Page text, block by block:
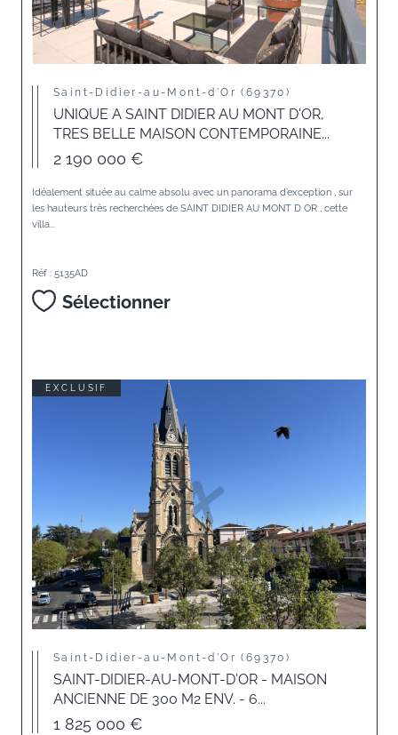
Saint-Didier-au-Mont-d'Or (69370)
UNIQUE A SAINT DIDIER AU MONT D'OR,
TRES BELLE MAISON CONTEMPORAINE...
2 190 000 €
Idéalement située au calme absolu avec un panorama d’exception , sur
les hauteurs très recherchées de SAINT DIDIER AU MONT D OR , cette
villa...
Réf : 5135AD
Sélectionner
EXCLUSIF
Saint-Didier-au-Mont-d'Or (69370)
SAINT-DIDIER-AU-MONT-D'OR - MAISON
ANCIENNE DE 300 M2 ENV. - 6...
1 825 000 €